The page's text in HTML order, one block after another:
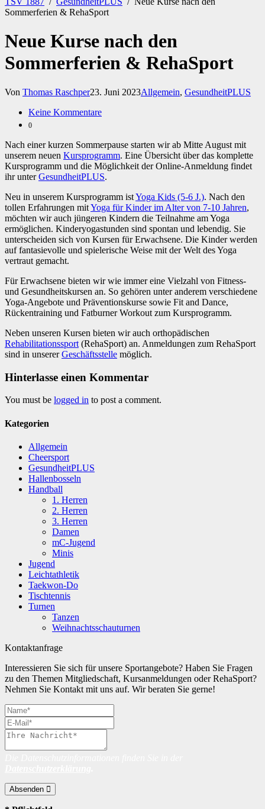
Sommerferien & RehaSport
Neue Kurse nach den
Sommerferien & RehaSport
Von Thomas Raschper23. Juni 2023Allgemein, GesundheitPLUS
Keine Kommentare
0
Nach einer kurzen Sommerpause starten wir ab Mitte August mit
unserem neuen Kursprogramm. Eine Übersicht über das komplette
Kursprogramm und die Möglichkeit der Online-Anmeldung findet
ihr unterGesundheitPLUS.
Neu in unserem Kursprogramm istYoga Kids (5-6 J.). Nach den
tollen Erfahrungen mitYoga für Kinder im Alter von 7-10 Jahren,
möchten wir auch jüngeren Kindern die Teilnahme am Yoga
ermöglichen. Kinderyogastunden sind spontan und lebendig. Sie
unterscheiden sich von Kursen für Erwachsene. Die Kinder werden
auf fantasievolle und spielerische Weise mit der Welt des Yoga
vertraut gemacht.
Für Erwachsene bieten wir wie immer eine Vielzahl von Fitness-
und Gesundheitskursen an. So gehören unter anderem verschiedene
Yoga-Angebote und Präventionskurse sowie Fit and Dance,
Rückentraining und Fatburner Workout zum Kursprogramm.
Neben unseren Kursen bieten wir auch orthopädischen
Rehabilitationssport (RehaSport) an. Anmeldungen zum RehaSport
sind in unsererGeschäftsstelle möglich.
Hinterlasse einen Kommentar
You must be logged in to post a comment.
Kategorien
Allgemein
Cheersport
GesundheitPLUS
Hallenbosseln
Handball
1. Herren
2. Herren
3. Herren
Damen
mC-Jugend
Minis
Jugend
Leichtathletik
Taekwon-Do
Tischtennis
Turnen
Tanzen
Weihnachtsschauturnen
Kontaktanfrage
Interessieren Sie sich für unsere Sportangebote? Haben Sie Fragen
zu den Themen Mitgliedschaft, Kursanmeldungen oder RehaSport?
Nehmen Sie Kontakt mit uns auf. Wir beraten Sie gerne!
Absenden